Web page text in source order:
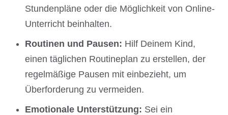
Stundenpläne oder die Möglichkeit von Online-
Unterricht beinhalten.
Routinen und Pausen: Hilf Deinem Kind,
einen täglichen Routineplan zu erstellen, der
regelmäßige Pausen mit einbezieht, um
Überforderung zu vermeiden.
Emotionale Unterstützung: Sei ein